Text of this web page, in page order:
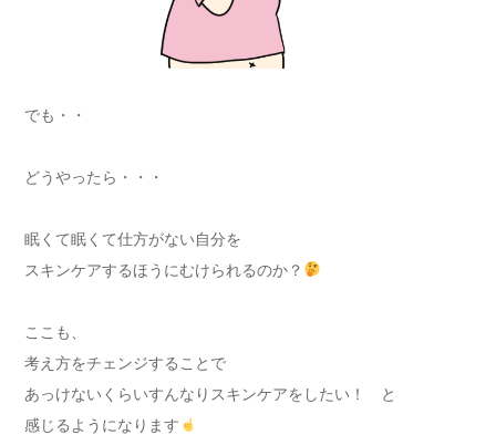
でも・・
どうやったら・・・
眠くて眠くて仕方がない自分を
スキンケアするほうにむけられるのか？
ここも、
考え方をチェンジすることで
あっけないくらいすんなりスキンケアをしたい！ と
感じるようになります